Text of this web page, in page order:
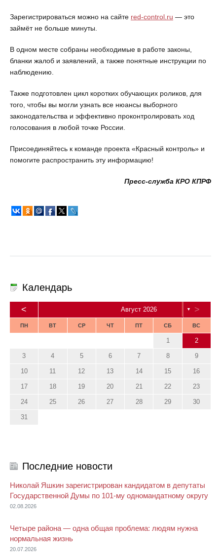
Зарегистрироваться можно на сайте red-control.ru — это
займёт не больше минуты.
В одном месте собраны необходимые в работе законы,
бланки жалоб и заявлений, а также понятные инструкции по
наблюдению.
Также подготовлен цикл коротких обучающих роликов, для
того, чтобы вы могли узнать все нюансы выборного
законодательства и эффективно проконтролировать ход
голосования в любой точке России.
Присоединяйтесь к команде проекта «Красный контроль» и
помогите распространить эту информацию!
Пресс-служба КРО КПРФ
Календарь
< Август 2026 ▼ >
ПН ВТ СР ЧТ ПТ СБ ВС
1 2
3 4 5 6 7 8 9
10 11 12 13 14 15 16
17 18 19 20 21 22 23
24 25 26 27 28 29 30
31
Последние новости
Николай Яшкин зарегистрирован кандидатом в депутаты
Государственной Думы по 101-му одномандатному округу
02.08.2026
Четыре района — одна общая проблема: людям нужна
нормальная жизнь
20.07.2026